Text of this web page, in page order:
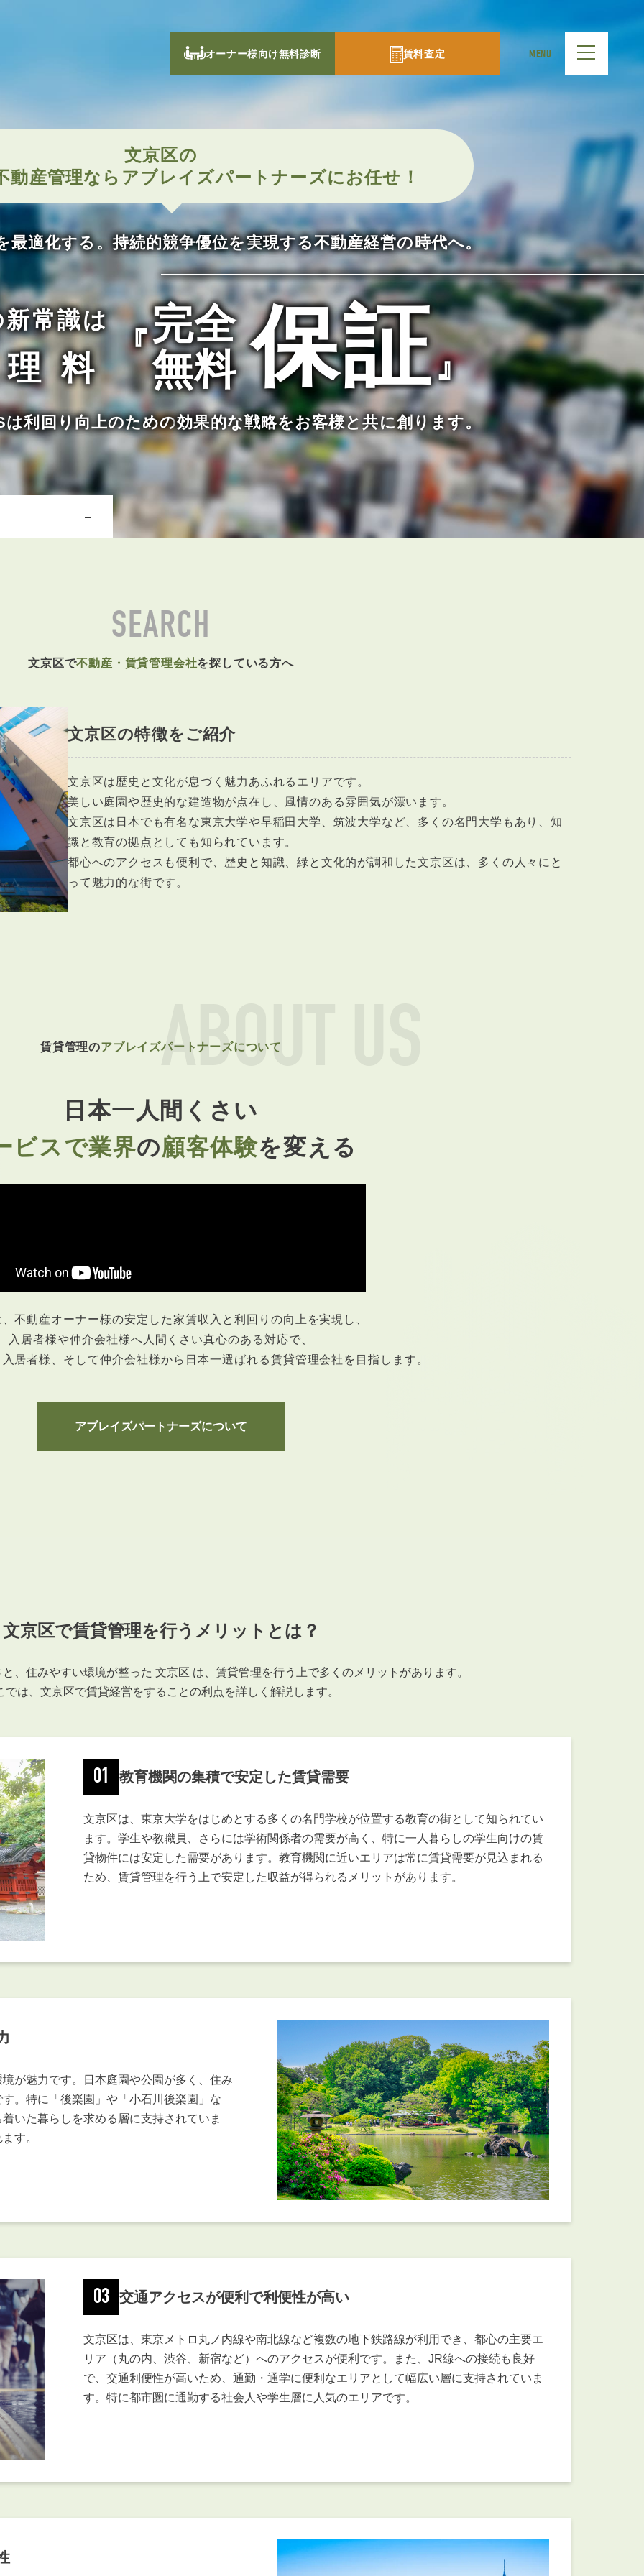
オーナー様向け無料診断 賃料査定 MENU
自慢の「賃料設定」／マーケティング
賃貸仲介会社様向け物件検索ログイン
申し込みから契約の流れ
お問い合わせ
管理のお問い合わせ LINEお問い合わせ
文京区の
動産管理なら アブレイズパートナーズにお任せ！
最適化する。持続的競争優位を実現する不動産経営の時代へ。
常識は
料
『完全
無料 保証』
利回り向上のための効果的な戦略をお客様と共に創ります。
SEARCH
文京区で不動産・賃貸管理会社を探している方へ
文京区の特徴をご紹介
文京区は歴史と文化が息づく魅力あふれるエリアです。
美しい庭園や歴史的な建造物が点在し、風情のある雰囲気が漂います。
文京区は日本でも有名な東京大学や早稲田大学、筑波大学など、多くの名門大学もあり、知
識と教育の拠点としても知られています。
都心へのアクセスも便利で、歴史と知識、緑と文化的が調和した文京区は、多くの人々にと
って魅力的な街です。
賃貸管理のアブレイズパートナーズについて
ABOUT US
日本一人間くさい
ビスで業界の顧客体験を変える
不動産オーナー様の安定した家賃収入と利回りの向上を実現し、
入居者様や仲介会社様へ人間くさい真心のある対応で、
居者様、そして仲介会社様から日本一選ばれる賃貸管理会社を目指します。
アブレイズパートナーズについて
文京区で賃貸管理を行うメリットとは？
、住みやすい環境が整った 文京区 は、賃貸管理を行う上で多くのメリットがあります。
では、文京区で賃貸経営をすることの利点を詳しく解説します。
01 教育機関の集積で安定した賃貸需要
文京区は、東京大学をはじめとする多くの名門学校が位置する教育の街として知られてい
ます。学生や教職員、さらには学術関係者の需要が高く、特に一人暮らしの学生向けの賃
貸物件には安定した需要があります。教育機関に近いエリアは常に賃貸需要が見込まれる
ため、賃貸管理を行う上で安定した収益が得られるメリットがあります。
が魅力です。日本庭園や公園が多く、住み
。特に「後楽園」や「小石川後楽園」な
いた暮らしを求める層に支持されていま
す。
03 交通アクセスが便利で利便性が高い
文京区は、東京メトロ丸ノ内線や南北線など複数の地下鉄路線が利用でき、都心の主要エ
リア（丸の内、渋谷、新宿など）へのアクセスが便利です。また、JR線への接続も良好
で、交通利便性が高いため、通勤・通学に便利なエリアとして幅広い層に支持されていま
す。特に都市圏に通勤する社会人や学生層に人気のエリアです。